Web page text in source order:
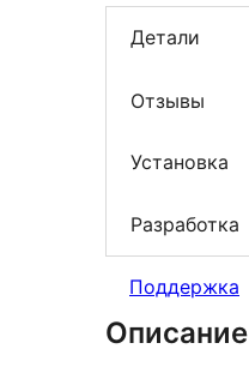
Детали
Отзывы
Установка
Разработка
Поддержка
Описание